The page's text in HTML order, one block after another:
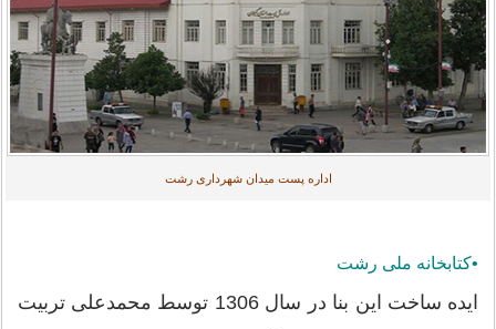
اداره پست میدان شهرداری رشت
•کتابخانه ملی رشت
ایده ساخت این بنا در سال 1306 توسط محمدعلی تربیت